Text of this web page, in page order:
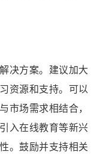
决方案。建议加大
资源和支持。可以
市场需求相结合，
入在线教育等新兴
。鼓励并支持相关